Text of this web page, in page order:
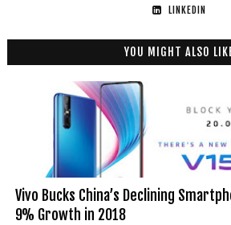
LINKEDIN
YOU MIGHT ALSO
Vivo Bucks China’s Declining
9% Growth in 2018